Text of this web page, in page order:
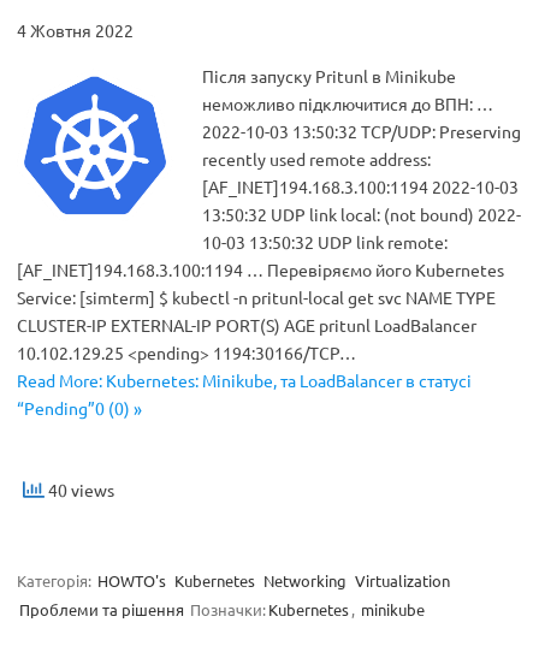
4 Жовтня 2022
Після запуску Pritunl в Minikube
неможливо підключитися до ВПН: …
2022-10-03 13:50:32 TCP/UDP: Preserving
recently used remote address:
[AF_INET]194.168.3.100:1194 2022-10-03
13:50:32 UDP link local: (not bound) 2022-
10-03 13:50:32 UDP link remote:
[AF_INET]194.168.3.100:1194 … Перевіряємо його Kubernetes
Service: [simterm] $ kubectl -n pritunl-local get svc NAME TYPE
CLUSTER-IP EXTERNAL-IP PORT(S) AGE pritunl LoadBalancer
10.102.129.25 <pending> 1194:30166/TCP…
Read More: Kubernetes: Minikube, та LoadBalancer в статусі
“Pending”0 (0) »
40 views
Категорія: HOWTO's Kubernetes Networking Virtualization
Проблеми та рішення Позначки:Kubernetes, minikube